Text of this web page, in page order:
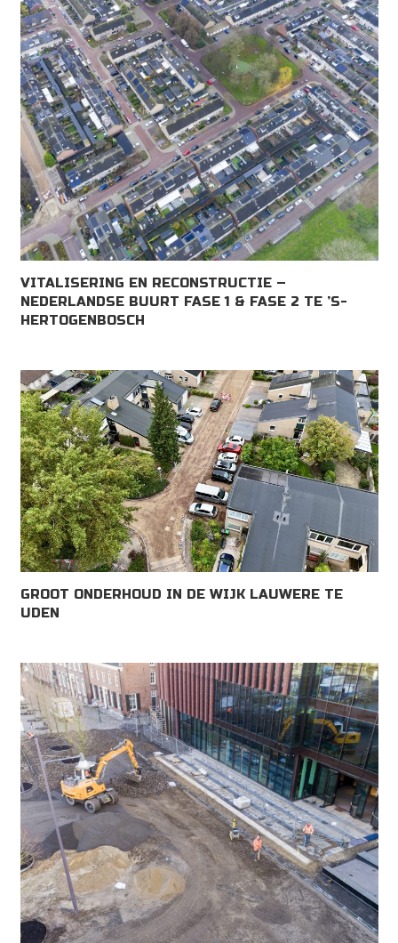
VITALISERING EN RECONSTRUCTIE –
NEDERLANDSE BUURT FASE 1 & FASE 2 TE ’S-
HERTOGENBOSCH
GROOT ONDERHOUD IN DE WIJK LAUWERE TE
UDEN